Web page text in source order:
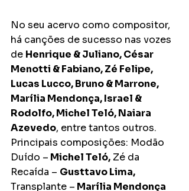
No seu acervo como compositor,
há canções de sucesso nas vozes
de Henrique & Juliano, César
Menotti & Fabiano, Zé Felipe,
Lucas Lucco, Bruno & Marrone,
Marília Mendonça, Israel &
Rodolfo, Michel Teló, Naiara
Azevedo, entre tantos outros.
Principais composições: Modão
Duído – Michel Teló, Zé da
Recaída – Gusttavo Lima,
Transplante – Marília Mendonça